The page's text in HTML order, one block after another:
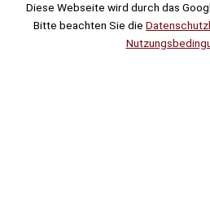
Diese Webseite wird durch das
Bitte beachten Sie die